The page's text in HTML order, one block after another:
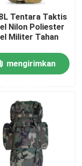
Tentara Taktis
Nilon Poliester
Militer Tahan
mengirimkan